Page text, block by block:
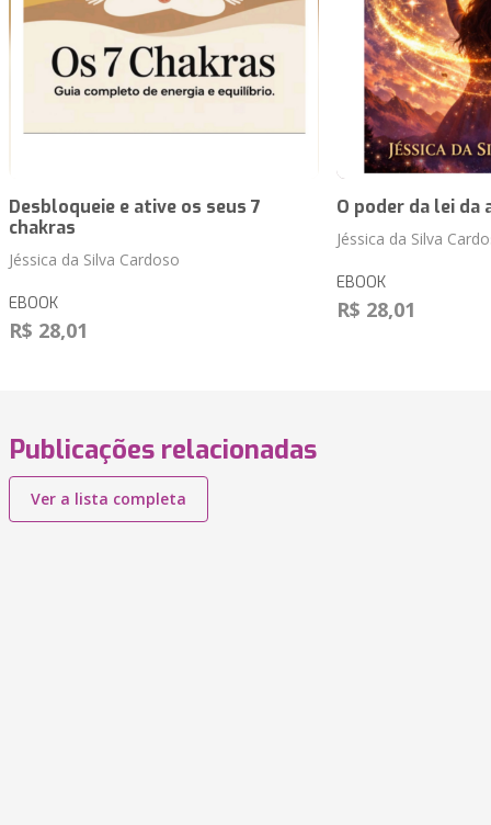
Desbloqueie e ative os seus 7
chakras
Jéssica da Silva Cardoso
EBOOK
R$ 28,01
O poder da lei da
Jéssica da Silva
EBOOK
R$ 28,01
Publicações relacionadas
Ver a lista completa